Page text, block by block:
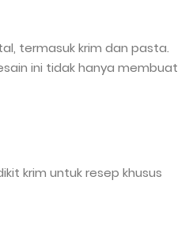
termasuk krim dan pasta.
ini tidak hanya membuat
krim untuk resep khusus